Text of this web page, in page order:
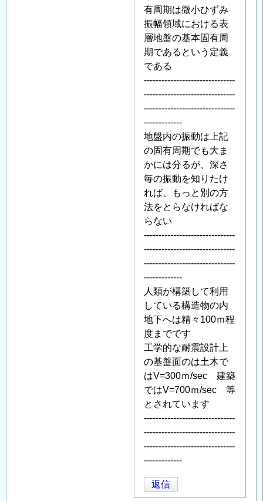
有周期は微小ひずみ
振幅領域における表
層地盤の基本固有周
期であるという定義
である
-------------------------------
-------------------------------
-------------------------------
-------------
地盤内の振動は上記
の固有周期でも大ま
かには分るが、深さ
毎の振動を知りたけ
れば、もっと別の方
法をとらなければな
らない
-------------------------------
-------------------------------
-------------------------------
-------------
人類が構築して利用
している構造物の内
地下へは精々100ｍ程
度までです
工学的な耐震設計上
の基盤面のは土木で
はV=300ｍ/sec 建築
ではV=700ｍ/sec 等
とされています
-------------------------------
-------------------------------
-------------------------------
-------------
返信